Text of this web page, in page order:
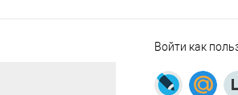
Войти как